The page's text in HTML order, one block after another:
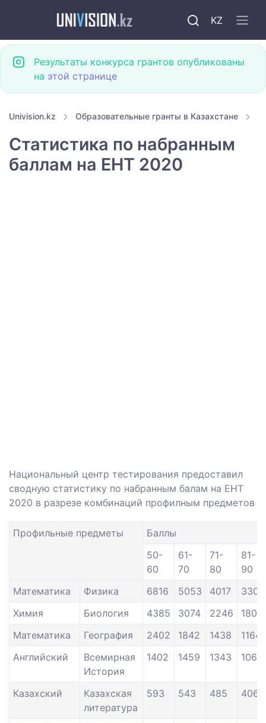
KZ
Результаты конкурса грантов опубликованы
на этой странице
Univision.kz Образовательные гранты в Казахстане
Статистика по набранным
баллам на ЕНТ 2020
Национальный центр тестирования предоставил
сводную статистику по набранным балам на ЕНТ
2020 в разрезе комбинаций профилным предметов
Профильные предметы
Баллы
50-
60
61-
70
71-
80
81-
90
Математика
Физика 6816 5053 4017
3302
Химия
Биология 4385 3074 2246
1807
Математика
География 2402 1842 1438
1164
Английский
Всемирная
История
1402 1459 1343 1062
Казахский
Казахская
литература
593 543 485 406